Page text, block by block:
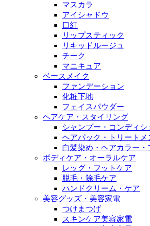
マスカラ
アイシャドウ
口紅
リップスティック
リキッドルージュ
チーク
マニキュア
ベースメイク
ファンデーション
化粧下地
フェイスパウダー
ヘアケア・スタイリング
シャンプー・コンディシ
ヘアパック・トリートメ
白髪染め・ヘアカラー・
ボディケア・オーラルケア
レッグ・フットケア
脱毛・除毛ケア
ハンドクリーム・ケア
美容グッズ・美容家電
つけまつげ
スキンケア美容家電